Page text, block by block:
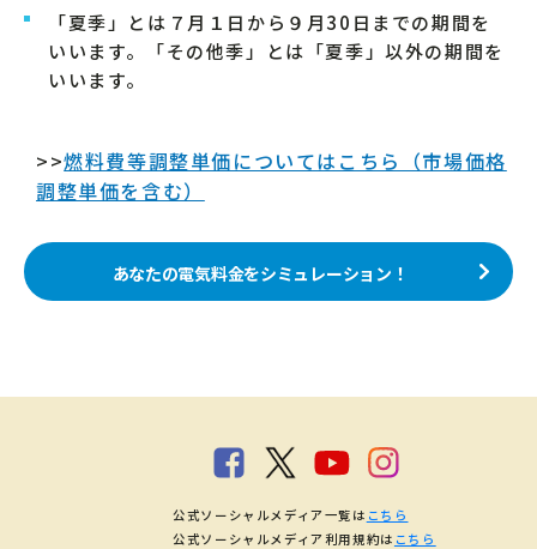
「夏季」とは７月１日から９月30日までの期間を
いいます。「その他季」とは「夏季」以外の期間を
いいます。
>>燃料費等調整単価についてはこちら（市場価格
調整単価を含む）
あなたの電気料金をシミュレーション！
公式ソーシャルメディア一覧は こちら
公式ソーシャルメディア利用規約は こちら